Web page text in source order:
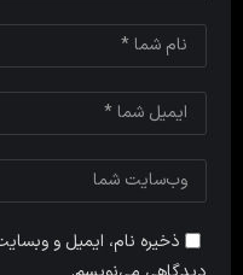
ذخیره نام، ایمیل و